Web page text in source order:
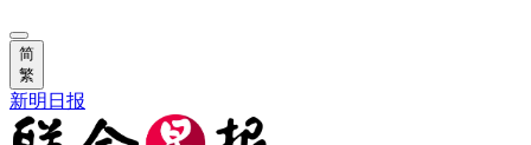
简
繁
新明日报